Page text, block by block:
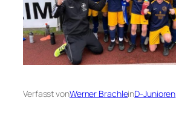
Verfasst vonWerner BrachleinD-Junioren